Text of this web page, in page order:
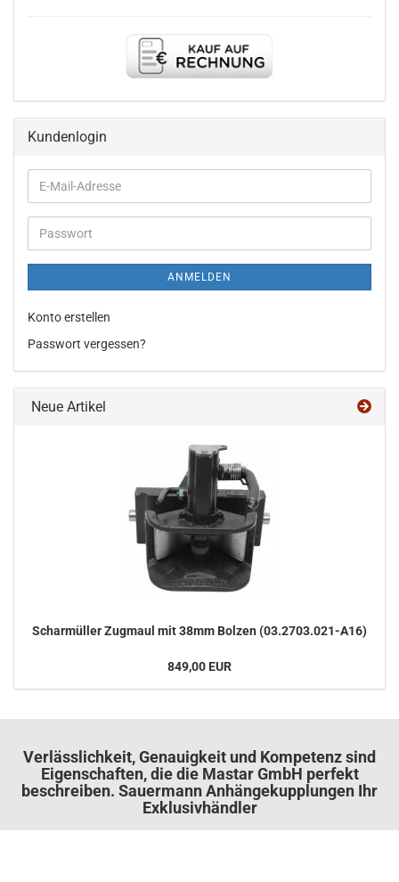
Kundenlogin
E-
Mail-
Adresse
Passwort
ANMELDEN
Konto erstellen
Passwort vergessen?
Neue Artikel
Schar­mül­ler Zug­maul mit 38mm Bol­zen (03.2703.021-​A16)
849,00 EUR
Verlässlichkeit, Genauigkeit und Kompetenz sind
Eigenschaften, die die Mastar GmbH perfekt
beschreiben. Sauermann Anhängekupplungen Ihr
Exklusivhändler